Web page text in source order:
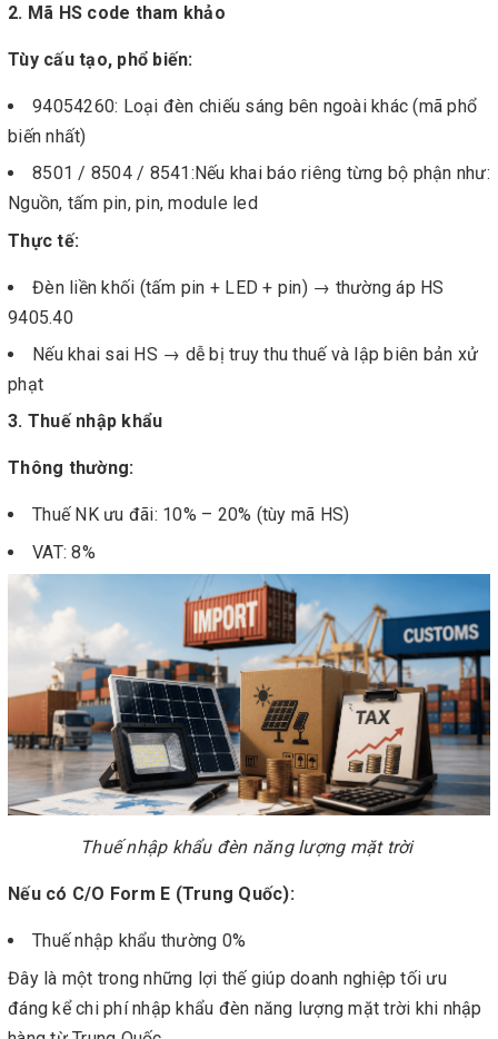
2. Mã HS code tham khảo
Tùy cấu tạo, phổ biến:
94054260: Loại đèn chiếu sáng bên ngoài khác (mã phổ
biến nhất)
8501 / 8504 / 8541:Nếu khai báo riêng từng bộ phận như:
Nguồn, tấm pin, pin, module led
Thực tế:
Đèn liền khối (tấm pin + LED + pin) → thường áp HS
9405.40
Nếu khai sai HS → dễ bị truy thu thuế và lập biên bản xử
phạt
3. Thuế nhập khẩu
Thông thường:
Thuế NK ưu đãi: 10% – 20% (tùy mã HS)
VAT: 8%
Thuế nhập khẩu đèn năng lượng mặt trời
Nếu có C/O Form E (Trung Quốc):
Thuế nhập khẩu thường 0%
Đây là một trong những lợi thế giúp doanh nghiệp tối ưu
đáng kể chi phí nhập khẩu đèn năng lượng mặt trời khi nhập